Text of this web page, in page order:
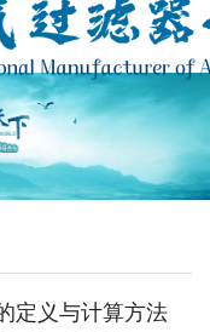
定义与计算方法